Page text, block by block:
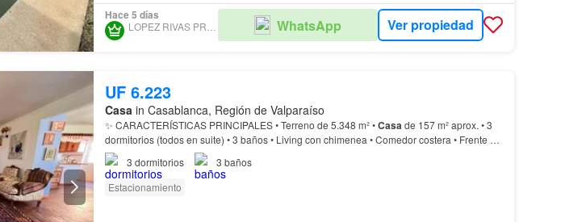
Hace 5 días
LOPEZ RIVAS PROPIEDADES WhatsApp Ver propiedad
UF 6.223
Casa in Casablanca, Región de Valparaíso
✨ CARACTERÍSTICAS PRINCIPALES • Terreno de 5.348 m² •Casade 157 m² aprox. • 3
dormitorios (todos en suite) • 3 baños • Living con chimenea • Comedor costera • Frente al
centro de actividades y restaurante “Puro Caballo” •…
3 dormitorios 3 baños
Estacionamiento